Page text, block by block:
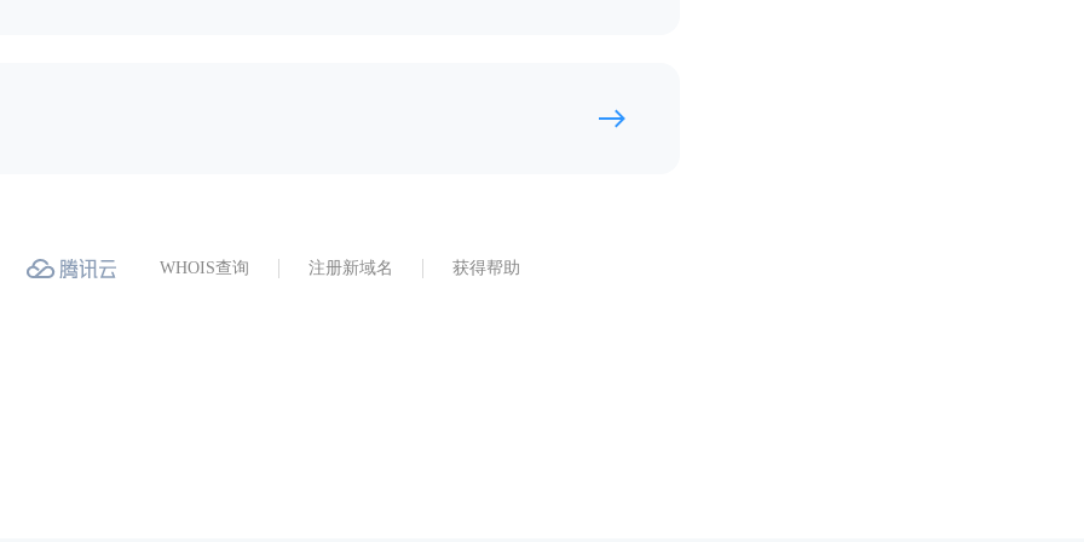
WHOIS查询 注册新域名 获得帮助